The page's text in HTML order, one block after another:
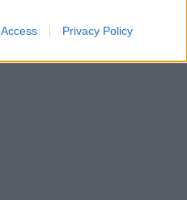
Privacy Policy